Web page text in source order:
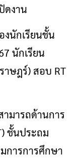
ดงาน
งนักเรียนชั้น
นักเรียน
าษฎร์) สอบ RT
ามารถด้านการ
ชั้นประถม
การการศึกษา